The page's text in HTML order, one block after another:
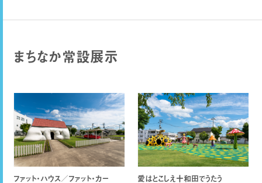
まちなか常設展示
ファット・ハウス／ファット・カー
愛はとこしえ十和田でうたう